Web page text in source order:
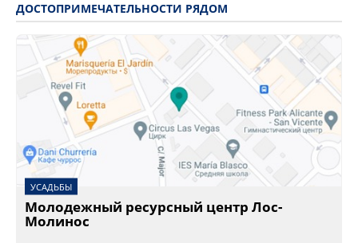
ДОСТОПРИМЕЧАТЕЛЬНОСТИ РЯДОМ
УСАДЬБЫ
Молодежный ресурсный центр Лос-
Молинос